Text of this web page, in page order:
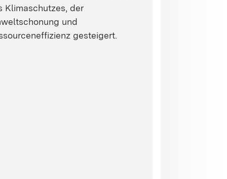
Klimaschutzes, der
und
gesteigert.